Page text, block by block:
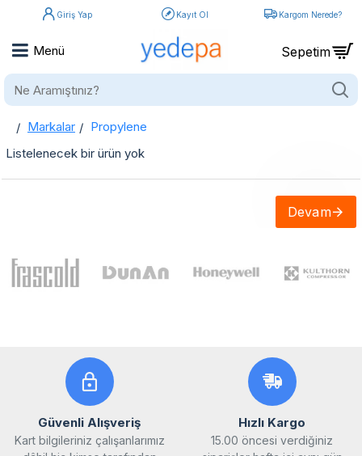
Giriş Yap Kayıt Ol Kargom Nerede?
Ne
home
Markalar
Propylene
Listelenecek bir ürün yok
Devam
Güvenli Alışveriş
Kart bilgileriniz çalışanlarımız
Hızlı Kargo
15.00 öncesi verdiğiniz